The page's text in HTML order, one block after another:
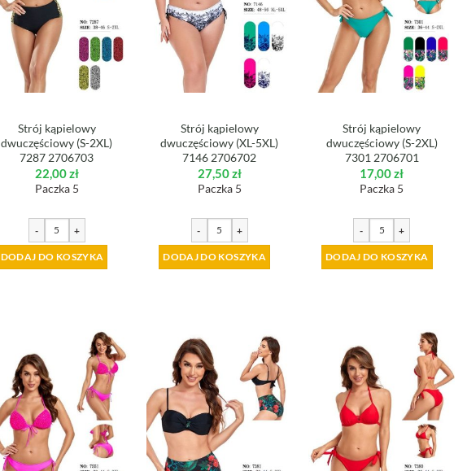
Strój kąpielowy
dwuczęściowy (S-2XL)
7287 2706703
22,00zł
Paczka 5
- +
DODAJ DO KOSZYKA
Strój kąpielowy
dwuczęściowy (XL-5XL)
7146 2706702
27,50zł
Paczka 5
- +
DODAJ DO KOSZYKA
Strój kąpielowy
dwuczęściowy (S-2XL)
7301 2706701
17,00zł
Paczka 5
- +
DODAJ DO KOSZYKA